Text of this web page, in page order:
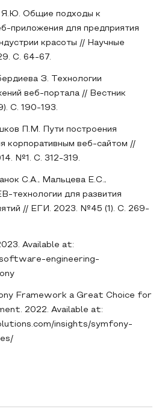
Я.Ю. Общие подходы к
приложения для предприятия
красоты // Научные
С. 64-67.
З. Технологии
веб-портала // Вестник
С. 190-193.
П.М. Пути построения
корпоративным веб-сайтом //
№1. С. 312-319.
С.А., Мальцева Е.С.,
технологии для развития
// ЕГИ. 2023. №45 (1). С. 269-
Available at:
engineering-
Framework a Great Choice for
2022. Available at:
insights/symfony-